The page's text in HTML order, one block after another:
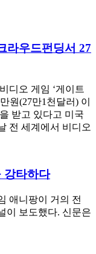
라우드펀딩서 27
디오 게임 ‘게이트
원(27만1천달러) 이
받고 있다고 미국
전 세계에서 비디오
강타하다
애니팡이 거의 전
이 보도했다. 신문은